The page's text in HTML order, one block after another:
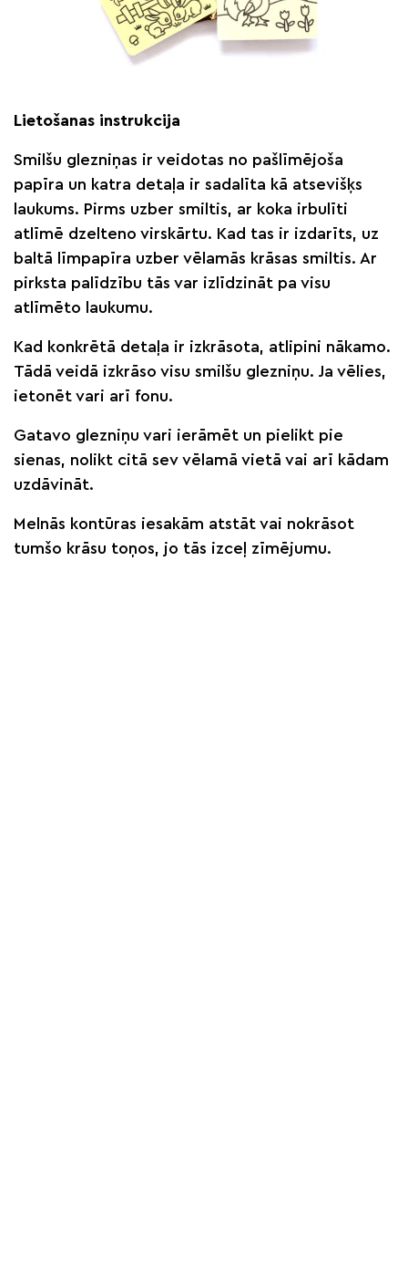
Lietošanas instrukcija
Smilšu glezniņas ir veidotas no pašlīmējoša
papīra un katra detaļa ir sadalīta kā atsevišķs
laukums. Pirms uzber smiltis, ar koka irbulīti
atlīmē dzelteno virskārtu. Kad tas ir izdarīts, uz
baltā līmpapīra uzber vēlamās krāsas smiltis. Ar
pirksta palīdzību tās var izlīdzināt pa visu
atlīmēto laukumu.
Kad konkrētā detaļa ir izkrāsota, atlipini nākamo.
Tādā veidā izkrāso visu smilšu glezniņu. Ja vēlies,
ietonēt vari arī fonu.
Gatavo glezniņu vari ierāmēt un pielikt pie
sienas, nolikt citā sev vēlamā vietā vai arī kādam
uzdāvināt.
Melnās kontūras iesakām atstāt vai nokrāsot
tumšo krāsu toņos, jo tās izceļ zīmējumu.